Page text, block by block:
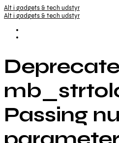
Alt i gadgets & tech udstyr
Alt i gadgets & tech udstyr
Passing